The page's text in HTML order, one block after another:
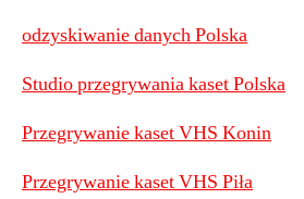
odzyskiwanie danych Polska
Studio przegrywania kaset Polska
​Przegrywanie kaset VHS Konin
Przegrywanie kaset VHS Piła